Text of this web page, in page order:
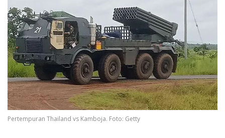
Pertempuran Thailand vs Kamboja. Foto: Getty